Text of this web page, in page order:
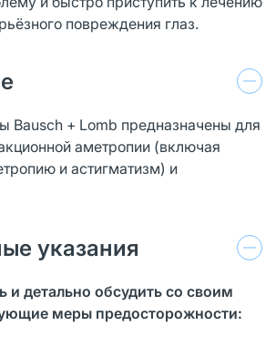
повреждения глаз.
Bausch + Lomb предназначены для
аметропии (включая
и астигматизм) и
указания
и детально обсудить со своим
меры предосторожности: